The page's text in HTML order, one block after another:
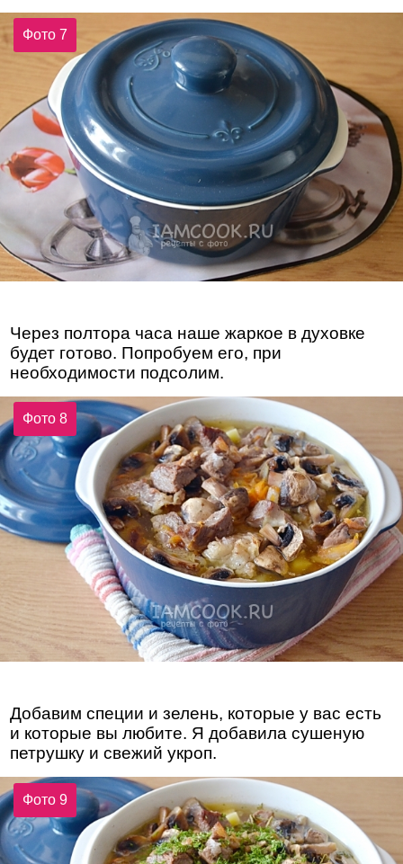
Фото 7
Через полтора часа наше жаркое в духовке
будет готово. Попробуем его, при
необходимости подсолим.
Фото 8
Добавим специи и зелень, которые у вас есть
и которые вы любите. Я добавила сушеную
петрушку и свежий укроп.
Фото 9